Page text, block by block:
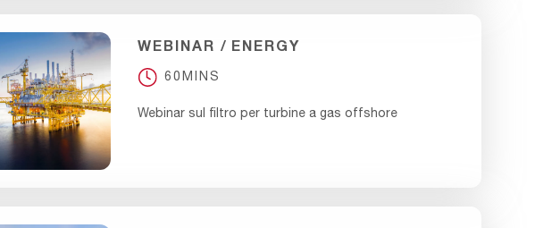
WEBINAR ENERGY
60MINS
Webinar sul filtro per turbine a gas offshore